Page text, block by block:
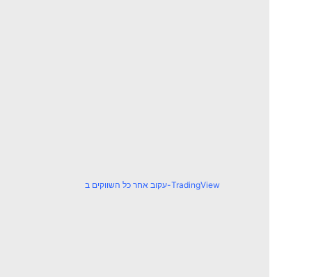
עקוב אחר כל השווקים ב-TradingView